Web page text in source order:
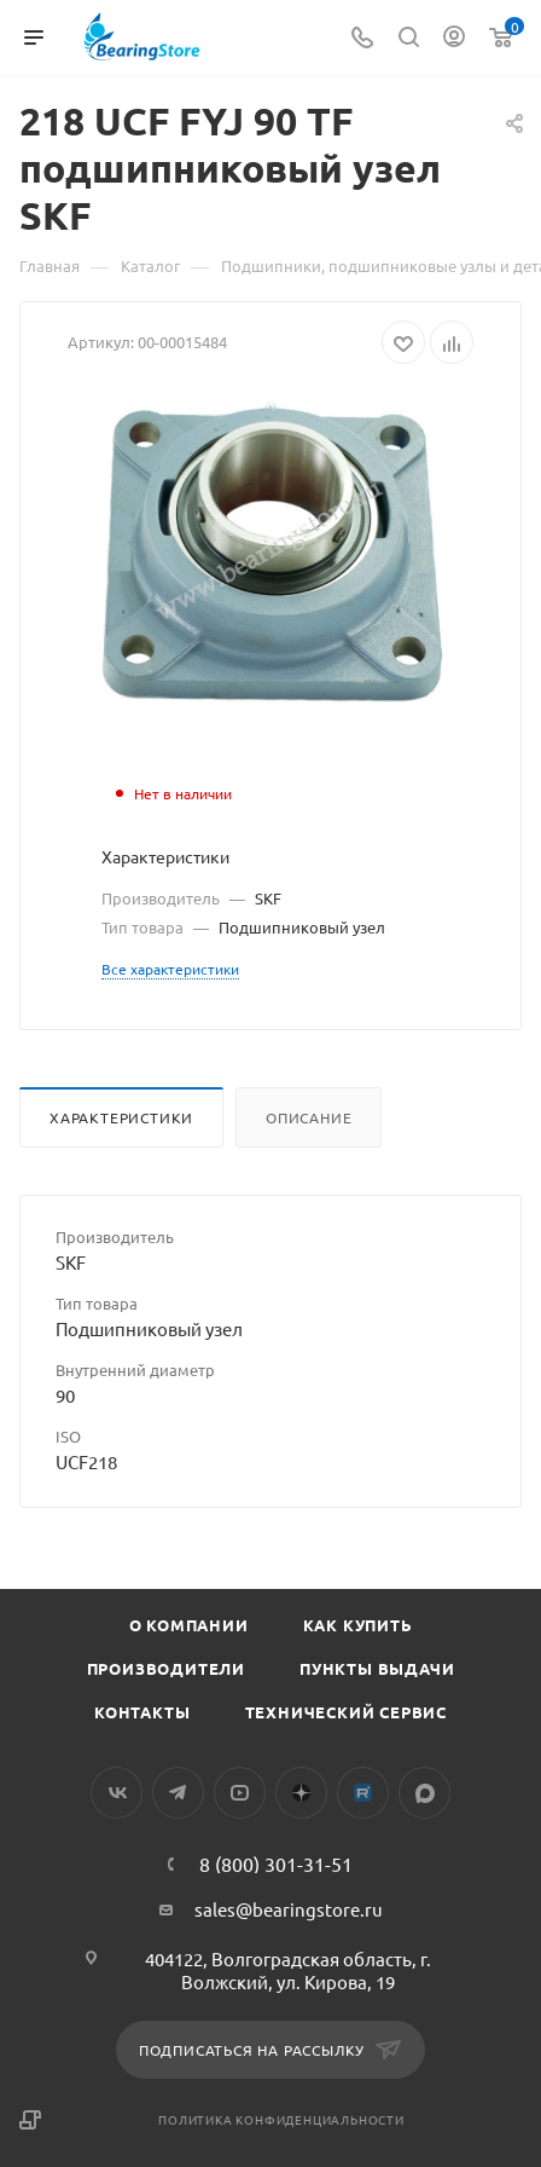
0
218 UCF FYJ 90 Материал
о
218
90
TF
узел
SKF
взят
с
TF
подшипниковый узел
SKF
Главная — Каталог — Подшипники, подшипниковые узлы и
Артикул:00-00015484
Нет в наличии
Характеристики
Производитель — SKF
Тип товара — Подшипниковый узел
Все характеристики
ХАРАКТЕРИСТИКИ ОПИСАНИЕ
Производитель
SKF
Тип товара
Подшипниковый узел
Внутренний диаметр
90
ISO
UCF218
О КОМПАНИИ КАК КУПИТЬ
ПРОИЗВОДИТЕЛИ ПУНКТЫ ВЫДАЧИ
КОНТАКТЫ ТЕХНИЧЕСКИЙ СЕРВИС
8 (800) 301-31-51
sales@bearingstore.ru
404122, Волгоградская область, г.
Волжский, ул. Кирова, 19
ПОДПИСАТЬСЯ НА РАССЫЛКУ
ПОЛИТИКА КОНФИДЕНЦИАЛЬНОСТИ